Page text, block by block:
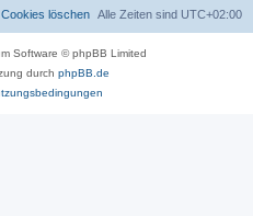
Alle Zeiten sind UTC+02:00
Cookies löschen
Software © phpBB Limited
durch phpBB.de